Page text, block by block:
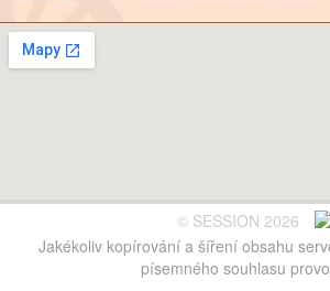
© SESSION 2026
Jakékoliv kopírování a šíření obsahu
písemného souhlasu